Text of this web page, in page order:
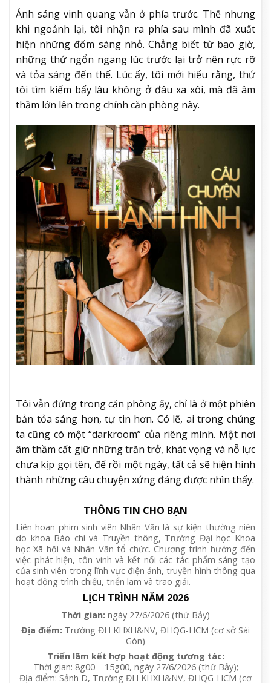
Ánh sáng vinh quang vẫn ở phía trước. Thế nhưng
khi ngoảnh lại, tôi nhận ra phía sau mình đã xuất
hiện những đốm sáng nhỏ. Chẳng biết từ bao giờ,
những thứ ngổn ngang lúc trước lại trở nên rực rỡ
và tỏa sáng đến thế. Lúc ấy, tôi mới hiểu rằng, thứ
tôi tìm kiếm bấy lâu không ở đâu xa xôi, mà đã âm
thầm lớn lên trong chính căn phòng này.
Tôi vẫn đứng trong căn phòng ấy, chỉ là ở một phiên
bản tỏa sáng hơn, tự tin hơn. Có lẽ, ai trong chúng
ta cũng có một “darkroom” của riêng mình. Một nơi
âm thầm cất giữ những trăn trở, khát vọng và nỗ lực
chưa kịp gọi tên, để rồi một ngày, tất cả sẽ hiện hình
thành những câu chuyện xứng đáng được nhìn thấy.
THÔNG TIN CHO BẠN
Liên hoan phim sinh viên Nhân Văn là sự kiện thường niên
do khoa Báo chí và Truyền thông, Trường Đại học Khoa
học Xã hội và Nhân Văn tổ chức. Chương trình hướng đến
việc phát hiện, tôn vinh và kết nối các tác phẩm sáng tạo
của sinh viên trong lĩnh vực điện ảnh, truyền hình thông qua
hoạt động trình chiếu, triển lãm và trao giải.
LỊCH TRÌNH NĂM 2026
Thời gian: ngày 27/6/2026 (thứ Bảy)
Địa điểm: Trường ĐH KHXH&NV, ĐHQG-HCM (cơ sở Sài
Gòn)
Triển lãm kết hợp hoạt động tương tác:
Thời gian: 8g00 – 15g00, ngày 27/6/2026 (thứ Bảy);
Địa điểm: Sảnh D, Trường ĐH KHXH&NV, ĐHQG-HCM (cơ